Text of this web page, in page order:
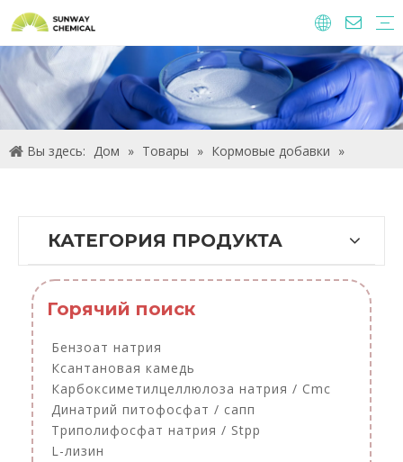
Вы здесь: Дом » Товары » Кормовые добавки »
КАТЕГОРИЯ ПРОДУКТА
Горячий поиск
Бензоат натрия
Ксантановая камедь
Карбоксиметилцеллюлоза натрия / Cmc
Динатрий питофосфат / сапп
Триполифосфат натрия / Stpp
L-лизин